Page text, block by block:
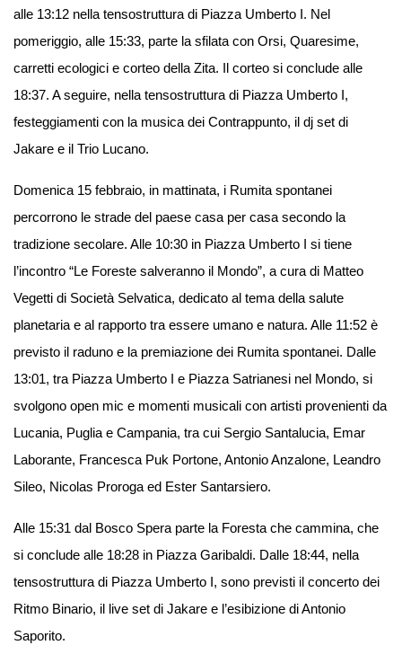
alle 13:12 nella tensostruttura di Piazza Umberto I. Nel
pomeriggio, alle 15:33, parte la sfilata con Orsi, Quaresime,
carretti ecologici e corteo della Zita. Il corteo si conclude alle
18:37. A seguire, nella tensostruttura di Piazza Umberto I,
festeggiamenti con la musica dei Contrappunto, il dj set di
Jakare e il Trio Lucano.
Domenica 15 febbraio, in mattinata, i Rumita spontanei
percorrono le strade del paese casa per casa secondo la
tradizione secolare. Alle 10:30 in Piazza Umberto I si tiene
l’incontro “Le Foreste salveranno il Mondo”, a cura di Matteo
Vegetti di Società Selvatica, dedicato al tema della salute
planetaria e al rapporto tra essere umano e natura. Alle 11:52 è
previsto il raduno e la premiazione dei Rumita spontanei. Dalle
13:01, tra Piazza Umberto I e Piazza Satrianesi nel Mondo, si
svolgono open mic e momenti musicali con artisti provenienti da
Lucania, Puglia e Campania, tra cui Sergio Santalucia, Emar
Laborante, Francesca Puk Portone, Antonio Anzalone, Leandro
Sileo, Nicolas Proroga ed Ester Santarsiero.
Alle 15:31 dal Bosco Spera parte la Foresta che cammina, che
si conclude alle 18:28 in Piazza Garibaldi. Dalle 18:44, nella
tensostruttura di Piazza Umberto I, sono previsti il concerto dei
Ritmo Binario, il live set di Jakare e l’esibizione di Antonio
Saporito.